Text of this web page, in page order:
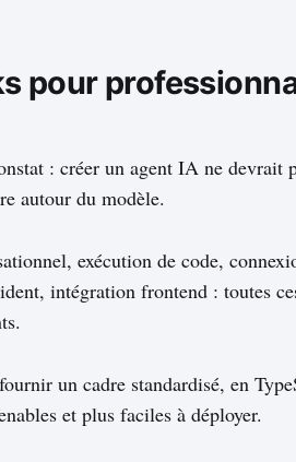
pour
: créer un agent IA ne devrait
autour du modèle.
exécution de code,
intégration frontend : toutes
un cadre standardisé, en
et plus faciles à déployer.